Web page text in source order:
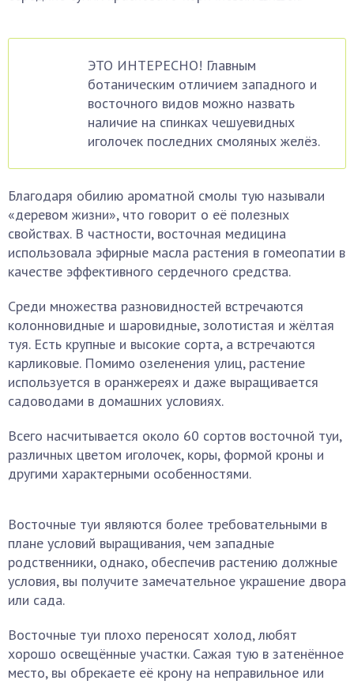
ЭТО ИНТЕРЕСНО! Главным
ботаническим отличием западного и
восточного видов можно назвать
наличие на спинках чешуевидных
иголочек последних смоляных желёз.
Благодаря обилию ароматной смолы тую называли
«деревом жизни», что говорит о её полезных
свойствах. В частности, восточная медицина
использовала эфирные масла растения в гомеопатии в
качестве эффективного сердечного средства.
Среди множества разновидностей встречаются
колонновидные и шаровидные, золотистая и жёлтая
туя. Есть крупные и высокие сорта, а встречаются
карликовые. Помимо озеленения улиц, растение
используется в оранжереях и даже выращивается
садоводами в домашних условиях.
Всего насчитывается около 60 сортов восточной туи,
различных цветом иголочек, коры, формой кроны и
другими характерными особенностями.
Восточные туи являются более требовательными в
плане условий выращивания, чем западные
родственники, однако, обеспечив растению должные
условия, вы получите замечательное украшение двора
или сада.
Восточные туи плохо переносят холод, любят
хорошо освещённые участки. Сажая тую в затенённое
место, вы обрекаете её крону на неправильное или